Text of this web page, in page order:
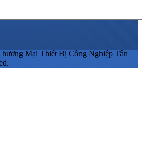
Mại Thiết Bị Công Nghiệp Tân